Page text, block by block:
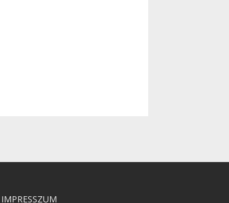
IMPRESSZUM